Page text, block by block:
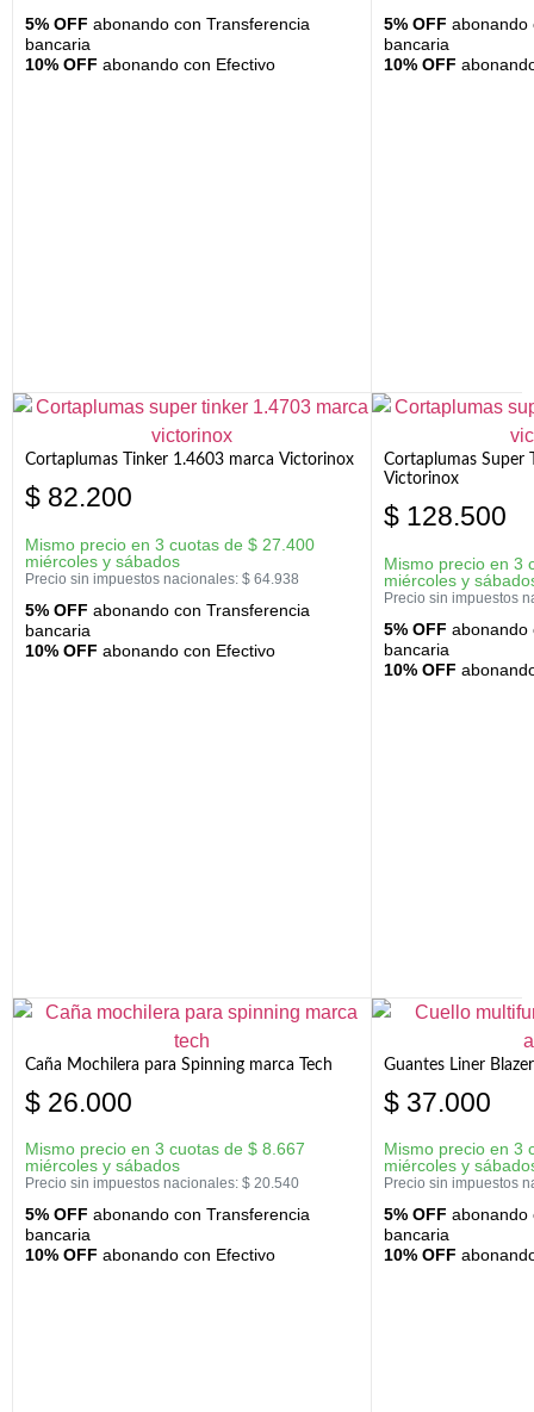
5% OFF abonando con Transferencia
bancaria
10% OFF abonando con Efectivo
5% OFF abonando
bancaria
10% OFF
Cortaplumas Tinker 1.4603 marca Victorinox
$ 82.200
Mismo precio en 3 cuotas de $ 27.400
miércoles y sábados
Precio sin impuestos nacionales: $ 64.938
5% OFF abonando con Transferencia
bancaria
10% OFF abonando con Efectivo
Cortaplumas Super
Victorinox
$ 128.500
Mismo precio en 3
miércoles y
Precio sin impuestos
5% OFF abonando
bancaria
10% OFF
Caña Mochilera para Spinning marca Tech
$ 26.000
Mismo precio en 3 cuotas de $ 8.667
miércoles y sábados
Precio sin impuestos nacionales: $ 20.540
5% OFF abonando con Transferencia
bancaria
10% OFF abonando con Efectivo
Guantes Liner
$ 37.000
Mismo precio en 3
miércoles y
Precio sin impuestos
5% OFF abonando
bancaria
10% OFF